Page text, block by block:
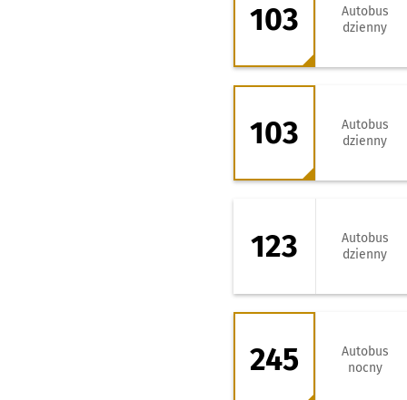
103
Autobus
dzienny
103 - kierunek
103
Autobus
dzienny
123
Autobus
dzienny
245 - kierunek
245
Autobus
nocny